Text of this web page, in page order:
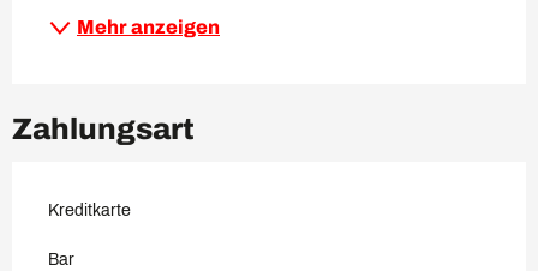
Mehr anzeigen
Zahlungsart
Kreditkarte
Bar